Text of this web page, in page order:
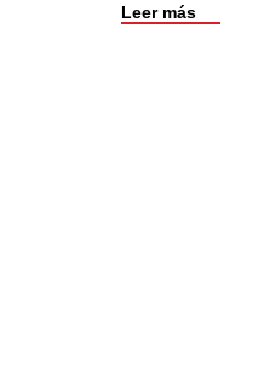
Leer más